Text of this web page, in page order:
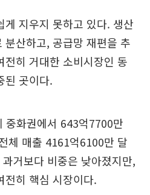
게 지우지 못하고 있다. 생산
분산하고, 공급망 재편을 추
전히 거대한 소비시장인 동
된 곳이다.
중화권에서 643억7700만
체 매출 4161억6100만 달
거보다 비중은 낮아졌지만,
전히 핵심 시장이다.